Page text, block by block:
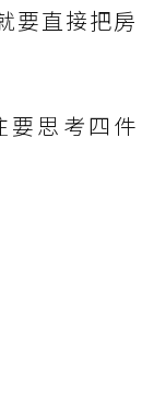
要直接把房
要思考四件